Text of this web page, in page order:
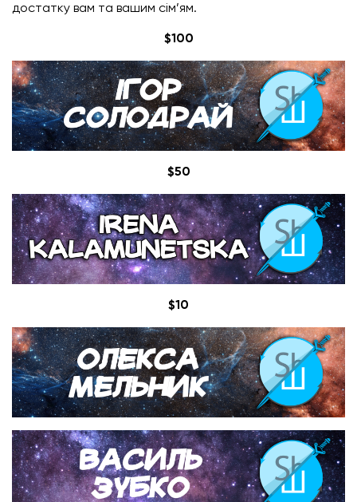
достатку вам та вашим сім’ям.
$100
$50
$10